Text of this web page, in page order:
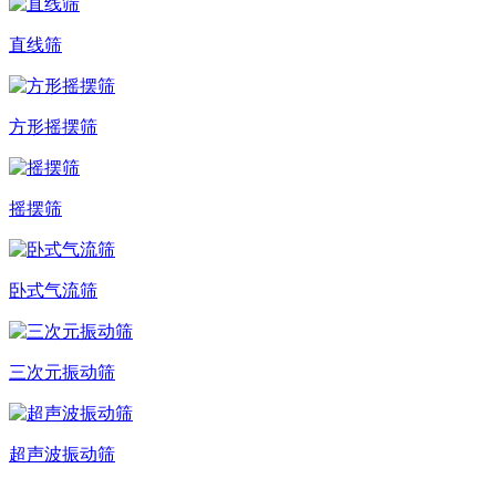
直线筛
方形摇摆筛
摇摆筛
卧式气流筛
三次元振动筛
超声波振动筛